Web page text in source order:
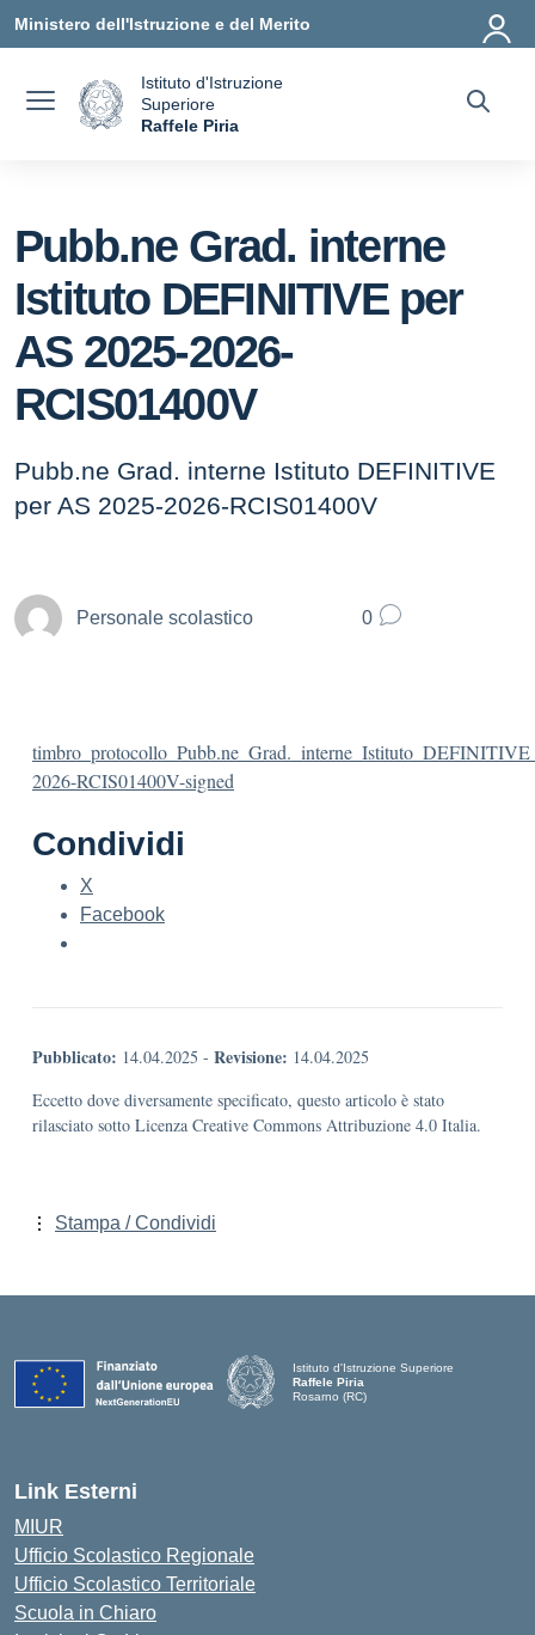
Ministero dell'Istruzione e del Merito
Istituto d'Istruzione
Superiore
Raffele Piria
Pubb.ne Grad. interne
Istituto DEFINITIVE per
AS 2025-2026-
RCIS01400V
Pubb.ne Grad. interne Istituto DEFINITIVE
per AS 2025-2026-RCIS01400V
Personale scolastico 0
2026-RCIS01400V-signed
Condividi
X
Facebook
Pubblicato: 14.04.2025 - Revisione: 14.04.2025
Eccetto dove diversamente specificato, questo articolo è stato
rilasciato sotto Licenza Creative Commons Attribuzione 4.0 Italia.
Stampa / Condividi
Istituto d'Istruzione Superiore
Raffele Piria
Rosarno (RC)
Link Esterni
MIUR
Ufficio Scolastico Regionale
Ufficio Scolastico Territoriale
Scuola in Chiaro